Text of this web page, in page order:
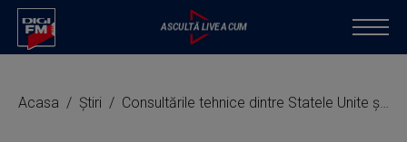
Acasa Știri Consultările tehnice dintre Statele Unite și Ucraina referitor la un acord privind minereurile încep vineri la Washington